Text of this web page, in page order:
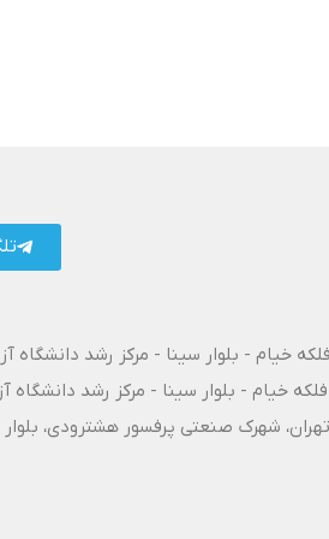
خیام - بلوار سینا - مرکز رشد دانشگاه
خیام - بلوار سینا - مرکز رشد دانشگاه
آزادراه تبریز - تهران، شهرک صنعتی پرفسور